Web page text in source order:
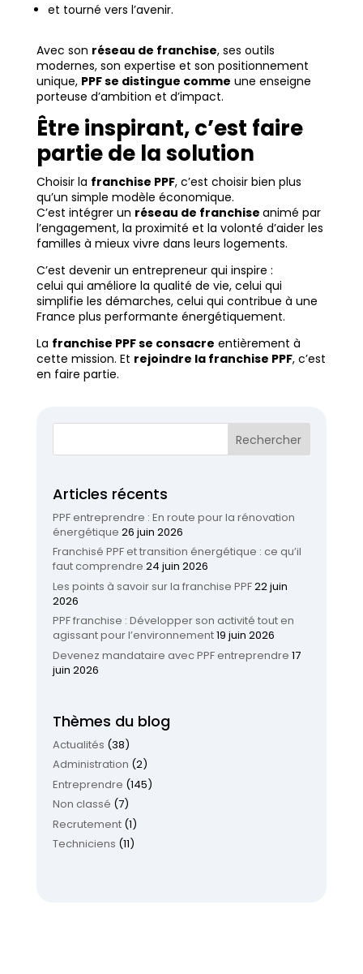
et tourné vers l’avenir.
Avec son réseau de franchise, ses outils
modernes, son expertise et son positionnement
unique, PPF se distingue comme une enseigne
porteuse d’ambition et d’impact.
Être inspirant, c’est faire
partie de la solution
Choisir la franchise PPF, c’est choisir bien plus
qu’un simple modèle économique.
C’est intégrer un réseau de franchise animé par
l’engagement, la proximité et la volonté d’aider les
familles à mieux vivre dans leurs logements.
C’est devenir un entrepreneur qui inspire :
celui qui améliore la qualité de vie, celui qui
simplifie les démarches, celui qui contribue à une
France plus performante énergétiquement.
La franchise PPF se consacre entièrement à
cette mission. Et rejoindre la franchise PPF, c’est
en faire partie.
Articles récents
PPF entreprendre : En route pour la rénovation
énergétique 26 juin 2026
Franchisé PPF et transition énergétique : ce qu’il
faut comprendre 24 juin 2026
Les points à savoir sur la franchise PPF22 juin
2026
PPF franchise : Développer son activité tout en
agissant pour l’environnement19 juin 2026
Devenez mandataire avec PPF entreprendre 17
juin 2026
Thèmes du blog
Actualités (38)
Administration (2)
Entreprendre (145)
Non classé (7)
Recrutement(1)
Techniciens (11)